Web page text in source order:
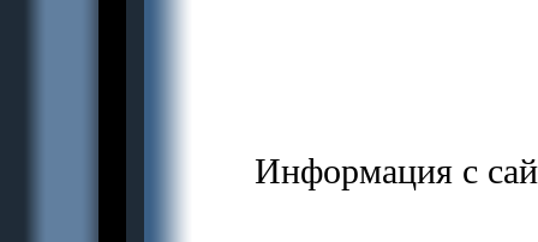
Информация с